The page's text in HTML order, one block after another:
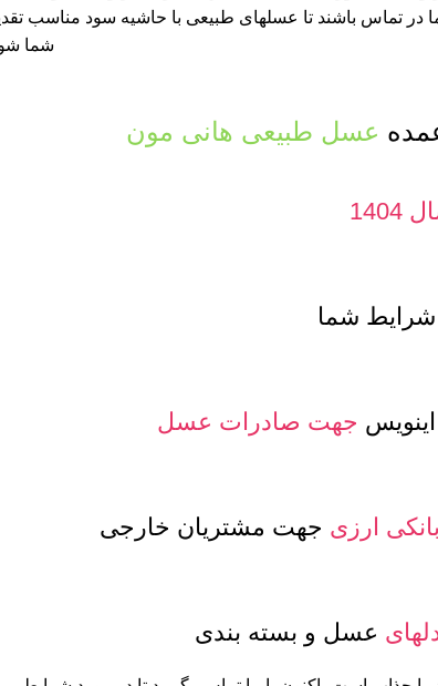
ما در تماس باشند تا عسلهای طبیعی با حاشیه سود مناسب
شما
عسل طبیعی هانی مون
شرایط شما
جهت صادرات عسل
ارزی جهت مشتریان خارجی
عسل و بسته بندی